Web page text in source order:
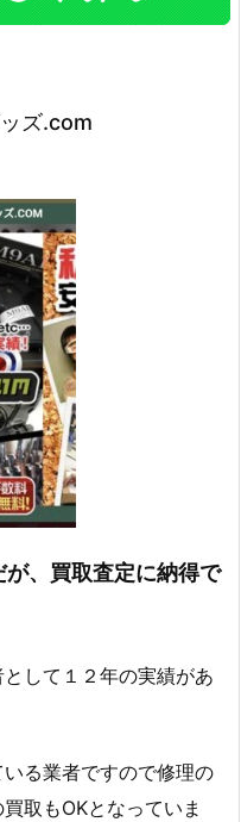
ズ.com
、買取査定に納得で
して１２年の実績があ
る業者ですので修理の
取もOKとなっていま